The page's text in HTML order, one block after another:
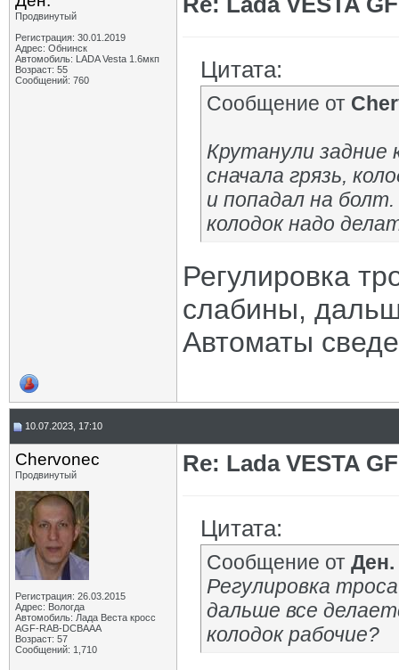
Продвинутый
Регистрация: 30.01.2019
Адрес: Обнинск
Автомобиль: LADA Vesta 1.6мкп
Возраст: 55
Сообщений: 760
Цитата:
Сообщение от
Крутанули задние
сначала грязь,
и попадал на
колодок надо
Регулировка
слабины,
Автоматы
10.07.2023, 17:10
Chervonec
Продвинутый
Регистрация: 26.03.2015
Адрес: Вологда
Автомобиль: Лада Веста кросс
AGF-RAB-DCBAAA
Возраст: 57
Сообщений: 1,710
Re: Lada VESTA
Цитата:
Сообщение от Ден.
Регулировка
дальше все
колодок рабочие?